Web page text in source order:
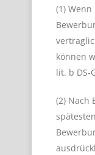
(1)
können
lit. b DS-
(2) Nach